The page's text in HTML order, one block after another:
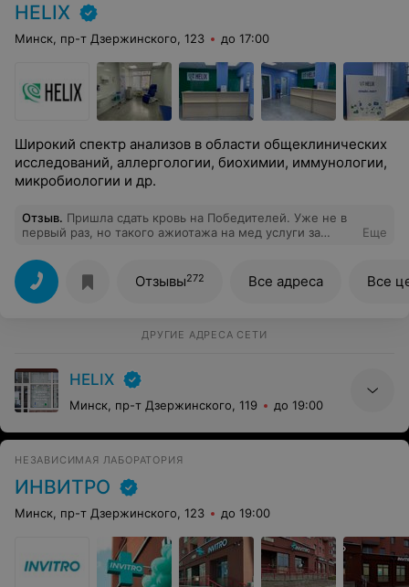
HELIX
Минск, пр-т Дзержинского, 123 до 17:00
Широкий спектр анализов в области общеклинических
исследований, аллергологии, биохимии, иммунологии,
микробиологии и др.
Отзыв. Пришла сдать кровь на Победителей. Уже не в
первый раз, но такого ажиотажа на мед услуги за
ждать, но тут из-за угла выбегает мед сестра, сияет
вся, улыбается, а дальше вторая...бегают улыбаются
друг другу...Людей в холле - не пройти. Нее думаю,
постою еще..Стало интересно что там в кабинете
некоторые ... улыбаются!!! Короче, так и простояла
готовы!!! Спасибо!!!
Еще
Отзывы272 Все адреса Все
ДРУГИЕ АДРЕСА СЕТИ
HELIX
Минск, пр-т Дзержинского, 119 до 19:00
НЕЗАВИСИМАЯ ЛАБОРАТОРИЯ
ИНВИТРО
Минск, пр-т Дзержинского, 123 до 19:00